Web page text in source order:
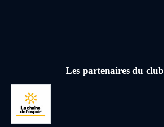
Les partenaires du club